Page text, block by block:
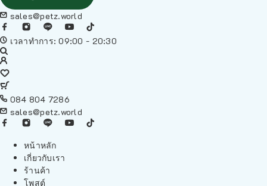
sales@petz.world
เวลาทำการ: 09:00 - 20:30
084 804 7286
sales@petz.world
หน้าหลัก
เกี่ยวกับเรา
ร้านค้า
โพสต์